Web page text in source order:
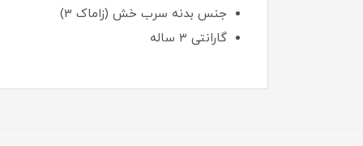
جنس بدنه سرب خش (زاماک 3)
گارانتی 3 ساله